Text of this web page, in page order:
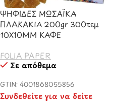
ΨΗΦΙΔΕΣ ΜΩΣΑΪΚΑ
ΠΛΑΚΑΚΙΑ 200gr 300τεμ
10X10MM ΚΑΦΕ
FOLIA PAPER
Σε απόθεμα
GTIN: 4001868055856
Συνδεθείτε για να δείτε